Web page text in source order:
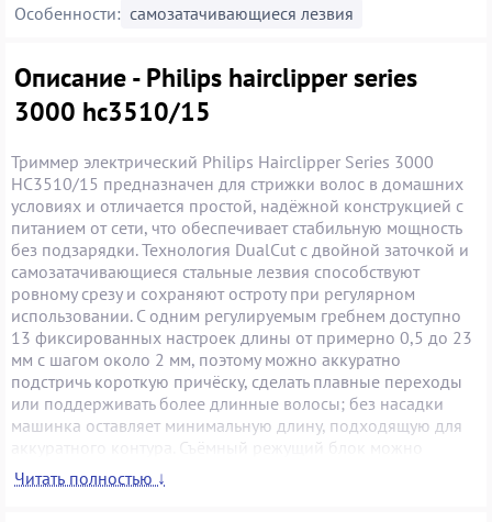
Особенности: самозатачивающиеся лезвия
Описание - Philips hairclipper series
3000 hc3510/15
Триммер электрический Philips Hairclipper Series 3000
HC3510/15 предназначен для стрижки волос в домашних
условиях и отличается простой, надёжной конструкцией с
питанием от сети, что обеспечивает стабильную мощность
без подзарядки. Технология DualCut с двойной заточкой и
самозатачивающиеся стальные лезвия способствуют
ровному срезу и сохраняют остроту при регулярном
использовании. С одним регулируемым гребнем доступно
13 фиксированных настроек длины от примерно 0,5 до 23
мм с шагом около 2 мм, поэтому можно аккуратно
подстричь короткую причёску, сделать плавные переходы
или поддерживать более длинные волосы; без насадки
машинка оставляет минимальную длину, подходящую для
аккуратного контура. Съёмный режущий блок можно
промывать под водой, что облегчает уход и гигиену
устройства, при этом смазка лезвий не требуется. Модель
Читать полностью ↓